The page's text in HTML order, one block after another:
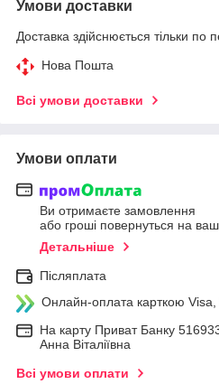
Умови доставки
Доставка здійснюється тільки по
Нова Пошта
Всі умови доставки
Умови оплати
Ви отримаєте замовлення
або гроші повернуться на
Детальніше
Післяплата
Онлайн-оплата карткою
На карту Приват Банку
Анна Віталіївна
Всі умови оплати